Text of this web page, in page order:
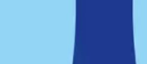
för båtplatser, vi ser till att
en attraktiv och hållbar miljö där